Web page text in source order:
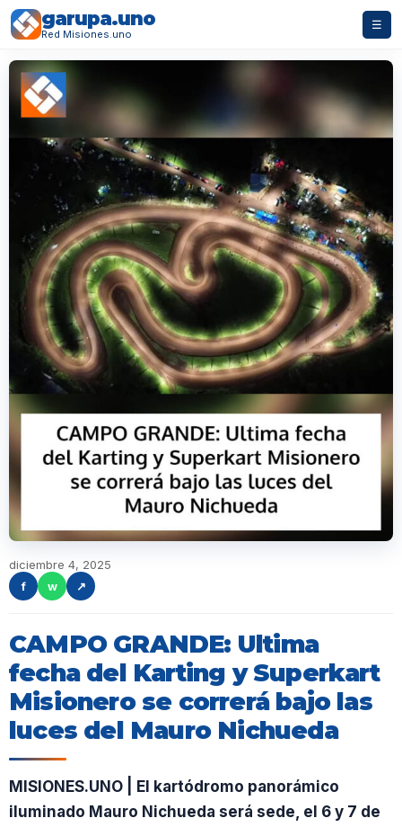
garupa.uno
Red Misiones.uno
☰
diciembre 4, 2025
f
w ↗
CAMPO GRANDE: Ultima
fecha del Karting y Superkart
Misionero se correrá bajo las
luces del Mauro Nichueda
MISIONES.UNO | El kartódromo panorámico
iluminado Mauro Nichueda será sede, el 6 y 7 de